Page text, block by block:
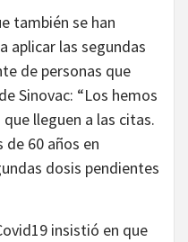
también se han
aplicar las segundas
de personas que
Sinovac: “Los hemos
lleguen a las citas.
de 60 años en
dosis pendientes
insistió en que